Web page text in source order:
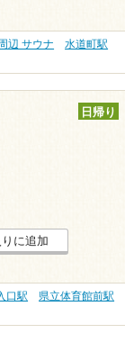
辺 サウナ
水道町駅
日帰り
に追加
口駅
県立体育館前駅